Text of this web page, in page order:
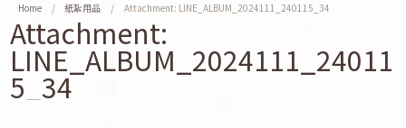
Home 紙紮用品 Attachment: LINE_ALBUM_2024111_240115_34
Attachment:
LINE_ALBUM_2024111_24011
5_34